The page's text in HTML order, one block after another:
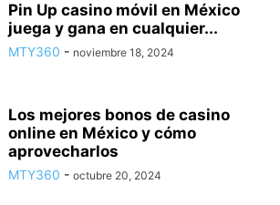
Pin Up casino móvil en México
juega y gana en cualquier...
MTY360 - noviembre 18, 2024
Los mejores bonos de casino
online en México y cómo
aprovecharlos
MTY360 - octubre 20, 2024